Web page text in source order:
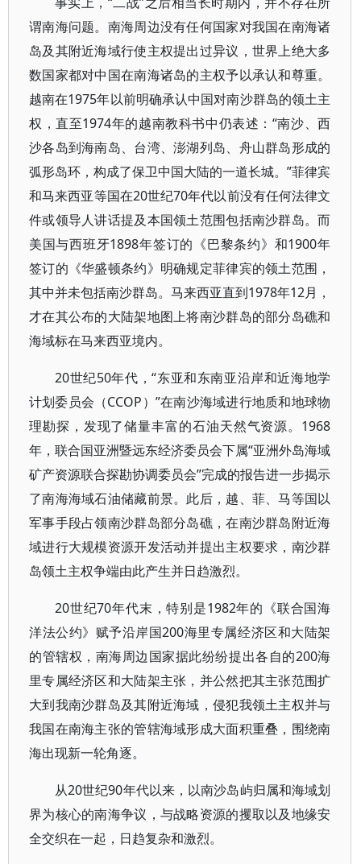
谓南海问题。南海周边没有任何国家对我国在南海诸
岛及其附近海域行使主权提出过异议，世界上绝大多
数国家都对中国在南海诸岛的主权予以承认和尊重。
越南在1975年以前明确承认中国对南沙群岛的领土主
权，直至1974年的越南教科书中仍表述：“南沙、西
沙各岛到海南岛、台湾、澎湖列岛、舟山群岛形成的
弧形岛环，构成了保卫中国大陆的一道长城。”菲律宾
和马来西亚等国在20世纪70年代以前没有任何法律文
件或领导人讲话提及本国领土范围包括南沙群岛。而
美国与西班牙1898年签订的《巴黎条约》和1900年
签订的《华盛顿条约》明确规定菲律宾的领土范围，
其中并未包括南沙群岛。马来西亚直到1978年12月，
才在其公布的大陆架地图上将南沙群岛的部分岛礁和
海域标在马来西亚境内。
20世纪50年代，“东亚和东南亚沿岸和近海地学
计划委员会（CCOP）”在南沙海域进行地质和地球物
理勘探，发现了储量丰富的石油天然气资源。1968
年，联合国亚洲暨远东经济委员会下属“亚洲外岛海域
矿产资源联合探勘协调委员会”完成的报告进一步揭示
了南海海域石油储藏前景。此后，越、菲、马等国以
军事手段占领南沙群岛部分岛礁，在南沙群岛附近海
域进行大规模资源开发活动并提出主权要求，南沙群
岛领土主权争端由此产生并日趋激烈。
20世纪70年代末，特别是1982年的《联合国海
洋法公约》赋予沿岸国200海里专属经济区和大陆架
的管辖权，南海周边国家据此纷纷提出各自的200海
里专属经济区和大陆架主张，并公然把其主张范围扩
大到我南沙群岛及其附近海域，侵犯我领土主权并与
我国在南海主张的管辖海域形成大面积重叠，围绕南
海出现新一轮角逐。
从20世纪90年代以来，以南沙岛屿归属和海域划
界为核心的南海争议，与战略资源的攫取以及地缘安
全交织在一起，日趋复杂和激烈。